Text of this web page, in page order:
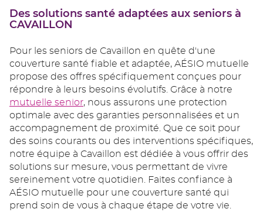
Des solutions santé adaptées aux seniors à
CAVAILLON
Pour les seniors de Cavaillon en quête d'une
couverture santé fiable et adaptée, AÉSIO mutuelle
propose des offres spécifiquement conçues pour
répondre à leurs besoins évolutifs. Grâce à notre
mutuelle senior, nous assurons une protection
optimale avec des garanties personnalisées et un
accompagnement de proximité. Que ce soit pour
des soins courants ou des interventions spécifiques,
notre équipe à Cavaillon est dédiée à vous offrir des
solutions sur mesure, vous permettant de vivre
sereinement votre quotidien. Faites confiance à
AÉSIO mutuelle pour une couverture santé qui
prend soin de vous à chaque étape de votre vie.